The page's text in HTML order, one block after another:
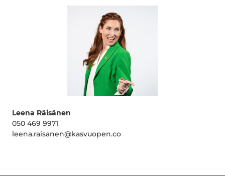
Leena Räisänen
050 469 9971
leena.raisanen@kasvuopen.co